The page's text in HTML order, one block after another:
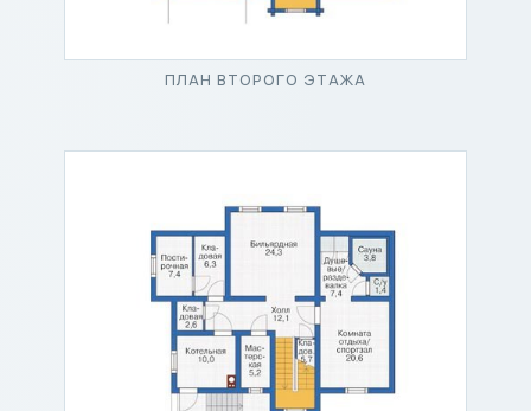
ПЛАН ВТОРОГО ЭТАЖА